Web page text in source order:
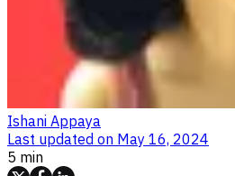
Ishani Appaya
Last updated on May 16, 2024
5 min